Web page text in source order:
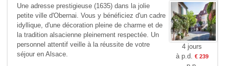
Une adresse prestigieuse (1635) dans la jolie
petite ville d'Obernai. Vous y bénéficiez d'un cadre
idyllique, d'une décora­tion pleine de charme et de
la tradition alsacienne pleinement respectée. Un
person­nel attentif veille à la réussite de votre
séjour en Alsace.
4 jours
à p.d.
€ 239